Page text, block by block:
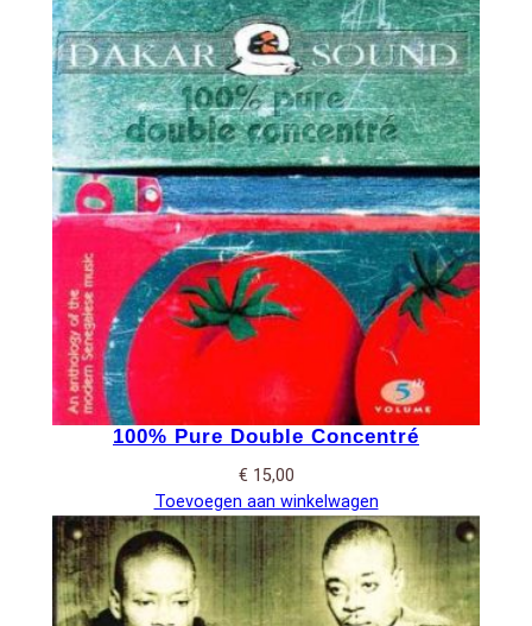
100% Pure Double Concentré
€ 15,00
Toevoegen aan winkelwagen